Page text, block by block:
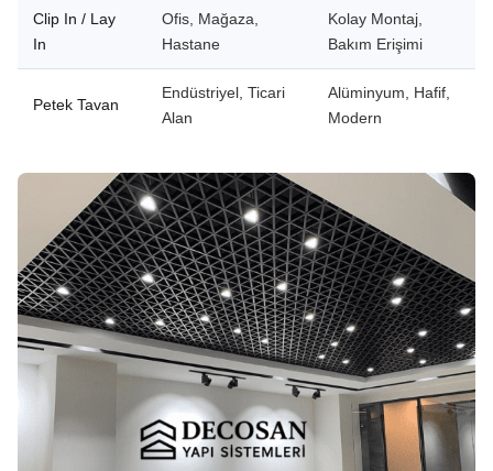
Clip In / Lay
In
Ofis, Mağaza,
Hastane
Kolay Montaj,
Bakım Erişimi
Petek Tavan
Endüstriyel, Ticari
Alan
Alüminyum, Hafif,
Modern